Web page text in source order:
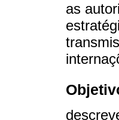
as